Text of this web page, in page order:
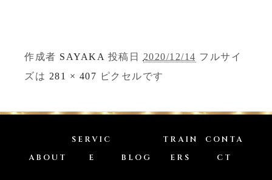
作成者 SAYAKA 投稿日 2020/12/14 フルサイ
ズは 281 × 407 ピクセルです
ABOUT
SERVIC
E
BLOG
TRAIN
ERS
CONTA
CT